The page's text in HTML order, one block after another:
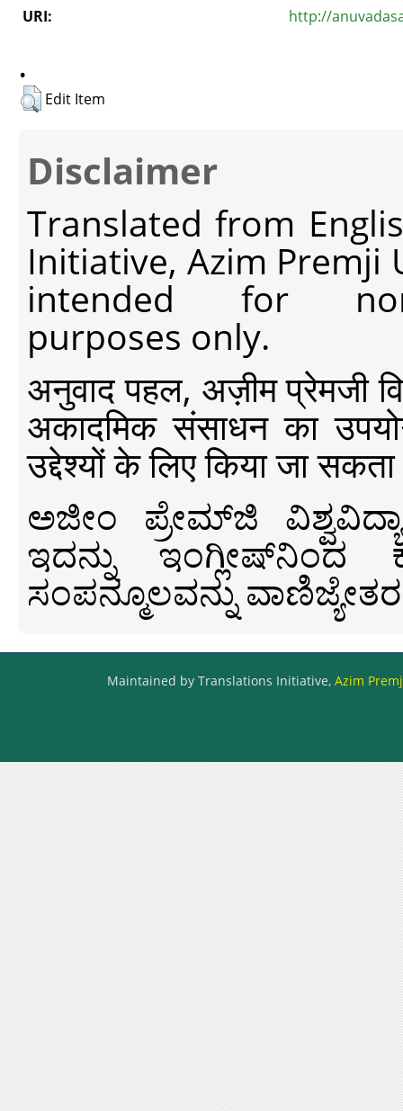
URI:
http://
.
Edit Item
Disclaimer
Translated from
Initiative, Azim Premji
intended for non-
purposes only.
अनुवाद पहल, अज़ीम प्रेमजी
अकादमिक संसाधन का
उद्देश्यों के लिए किया जा
ಅಜೀಂ ಪ್ರೇಮ್‍ಜಿ
ಇದನ್ನು ಇಂಗ್ಲೀಷ್‍ನಿಂದ
ಸಂಪನ್ಮೂಲವನ್ನು
Maintained by Translations Initiative, Azim